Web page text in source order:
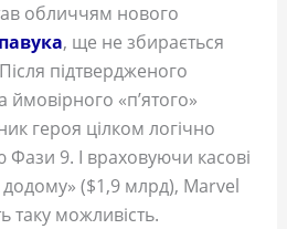
обличчям нового
, ще не збирається
підтвердженого
«п’ятого»
героя цілком логічно
9. І враховуючи касові
($1,9 млрд), Marvel
таку можливість.